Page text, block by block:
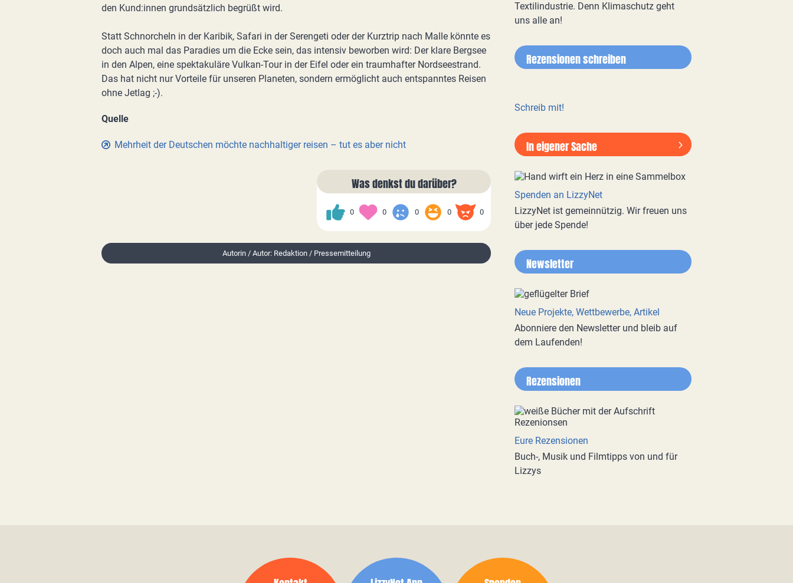
den Kund:innen grundsätzlich begrüßt wird.
Statt Schnorcheln in der Karibik, Safari in der Serengeti oder der Kurztrip nach Malle könnte es
doch auch mal das Paradies um die Ecke sein, das intensiv beworben wird: Der klare Bergsee
in den Alpen, eine spektakuläre Vulkan-Tour in der Eifel oder ein traumhafter Nordseestrand.
Das hat nicht nur Vorteile für unseren Planeten, sondern ermöglicht auch entspanntes Reisen
ohne Jetlag ;-).
Quelle
Mehrheit der Deutschen möchte nachhaltiger reisen – tut es aber nicht
Was denkst du darüber?
0 0 0 0 0
Autorin / Autor: Redaktion / Pressemitteilung
Textilindustrie. Denn Klimaschutz geht
uns alle an!
Rezensionen schreiben
Schreib mit!
In eigener Sache
Spenden an LizzyNet
LizzyNet ist gemeinnützig. Wir freuen uns
über jede Spende!
Newsletter
Neue Projekte, Wettbewerbe, Artikel
Abonniere den Newsletter und bleib auf
dem Laufenden!
Rezensionen
Eure Rezensionen
Buch-, Musik und Filmtipps von und für
Lizzys